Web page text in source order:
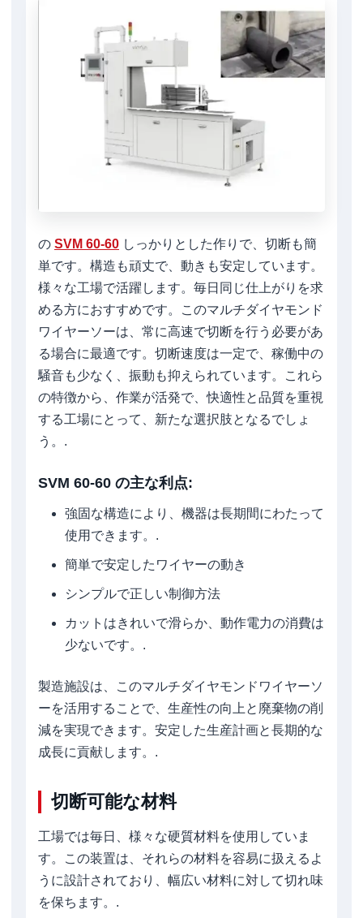
の SVM 60-60 しっかりとした作りで、切断も簡
単です。構造も頑丈で、動きも安定しています。
様々な工場で活躍します。毎日同じ仕上がりを求
める方におすすめです。このマルチダイヤモンド
ワイヤーソーは、常に高速で切断を行う必要があ
る場合に最適です。切断速度は一定で、稼働中の
騒音も少なく、振動も抑えられています。これら
の特徴から、作業が活発で、快適性と品質を重視
する工場にとって、新たな選択肢となるでしょ
う。.
SVM 60-60 の主な利点:
強固な構造により、機器は長期間にわたって
使用できます。.
簡単で安定したワイヤーの動き
シンプルで正しい制御方法
カットはきれいで滑らか、動作電力の消費は
少ないです。.
製造施設は、このマルチダイヤモンドワイヤーソ
ーを活用することで、生産性の向上と廃棄物の削
減を実現できます。安定した生産計画と長期的な
成長に貢献します。.
切断可能な材料
工場では毎日、様々な硬質材料を使用していま
す。この装置は、それらの材料を容易に扱えるよ
うに設計されており、幅広い材料に対して切れ味
を保ちます。.